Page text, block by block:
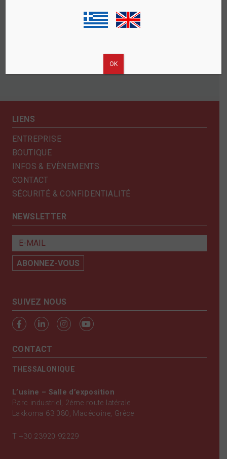
LIENS
ENTREPRISE
BOUTIQUE
INFOS & EVÈNEMENTS
CONTACT
SÉCURITÉ & CONFIDENTIALITÉ
NEWSLETTER
SUIVEZ NOUS
CONTACT
THESSALONIQUE
L’usine – Salle d’exposition
Parc industriel, 2éme route latérale
Lakkoma 63 080, Macédoine, Grèce
T +30 23920 92229
ΟΚ